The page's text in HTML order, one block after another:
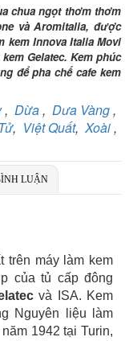
Vượng
Hà Nội
chua ngọt thơm thơm
và Aromitalia, được
kem Innova Italia Movi
Gelatec. Kem phúc
để pha chế cafe kem
, Dừa, Dưa Vàng,
, Việt Quất,Xoài,
LUẬN
máy làm kem
của tủ cấp đông
và ISA. Kem
Nguyên liệu làm
1942 tại Turin,